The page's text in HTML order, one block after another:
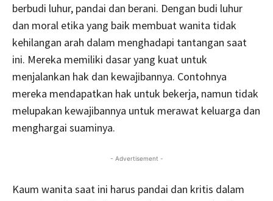
berbudi luhur, pandai dan berani. Dengan budi luhur
dan moral etika yang baik membuat wanita tidak
kehilangan arah dalam menghadapi tantangan saat
ini. Mereka memiliki dasar yang kuat untuk
menjalankan hak dan kewajibannya. Contohnya
mereka mendapatkan hak untuk bekerja, namun tidak
melupakan kewajibannya untuk merawat keluarga dan
menghargai suaminya.
- Advertisement -
Kaum wanita saat ini harus pandai dan kritis dalam